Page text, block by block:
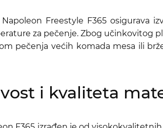
Freestyle F365 osigurava
za pečenje. Zbog učinkovitog
pečenja većih komada mesa ili
i kvaliteta